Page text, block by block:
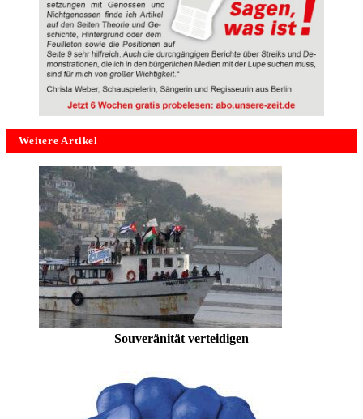
Weitere Artikel
Souveränität verteidigen